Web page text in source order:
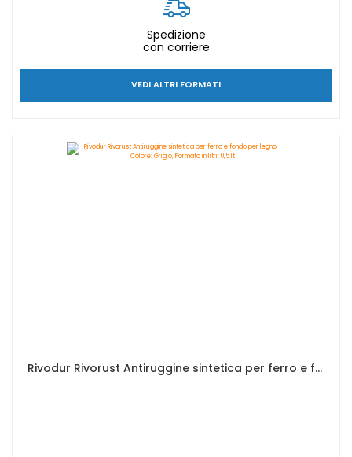
Spedizione
con corriere
VEDI ALTRI FORMATI
Rivodur Rivorust Antiruggine sintetica per ferro e fondo per legno - Colore: Grigio, Formato in litri: 0,5 lt